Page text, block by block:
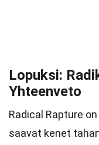
Lopuksi:
Yhteenveto
Radical Rapture
saavat kenet